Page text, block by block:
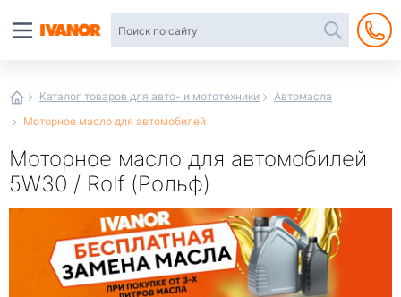
Каталог товаров для авто- и мототехники
Автомасла
Моторное масло для автомобилей
Моторное масло для автомобилей
5W30 / Rolf (Рольф)
интернет-